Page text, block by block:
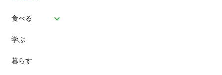
食べる
パン
スイーツ
学ぶ
暮らす